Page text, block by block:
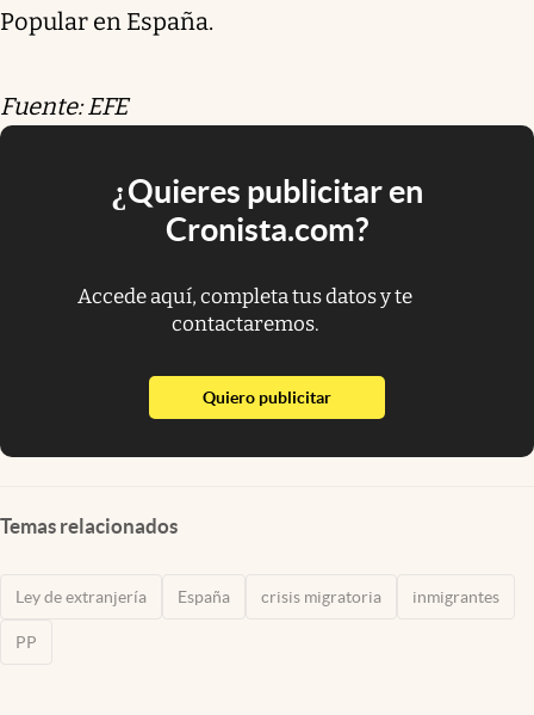
Popular en España.
Fuente: EFE
¿Quieres publicitar en
Cronista.com?
Accede aquí, completa tus datos y te
contactaremos.
Quiero publicitarabre en nueva pestaña
Temas relacionados
Ley de extranjería España crisis migratoria inmigrantes
PP